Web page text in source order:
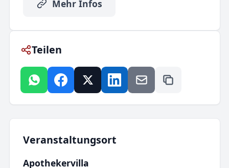
Mehr Infos
Teilen
Veranstaltungsort
Apothekervilla